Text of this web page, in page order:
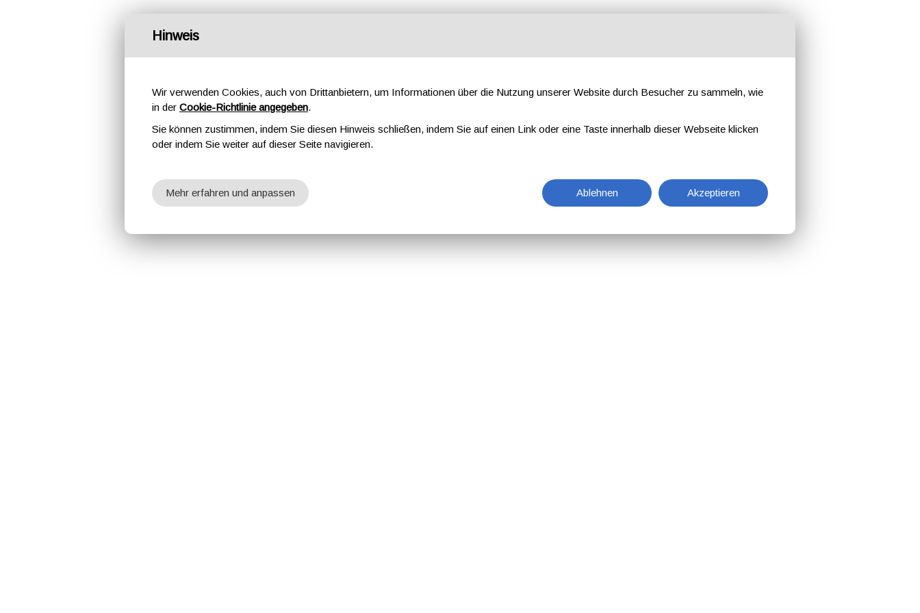
Hinweis
Wir verwenden Cookies, auch von Drittanbietern, um Informationen über die Nutzung unserer Website durch Besucher zu sammeln, wie
in der Cookie-Richtlinie angegeben.
Sie können zustimmen, indem Sie diesen Hinweis schließen, indem Sie auf einen Link oder eine Taste innerhalb dieser Webseite klicken
oder indem Sie weiter auf dieser Seite navigieren.
Ablehnen Akzeptieren
Mehr erfahren und anpassen